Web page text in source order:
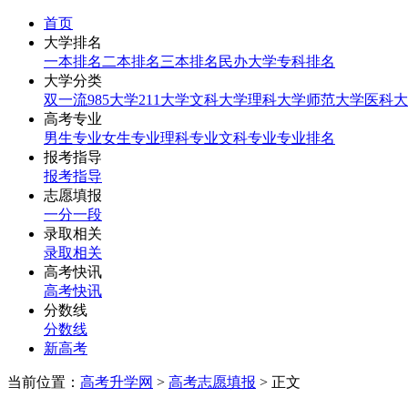
首页
大学排名
一本排名 二本排名三本排名 民办大学专科排名
大学分类
双一流985大学211大学文科大学理科大学师范大学医科
高考专业
男生专业女生专业理科专业文科专业专业排名
报考指导
报考指导
志愿填报
一分一段
录取相关
录取相关
高考快讯
高考快讯
分数线
分数线
新高考
当前位置： 高考升学网 > 高考志愿填报 > 正文